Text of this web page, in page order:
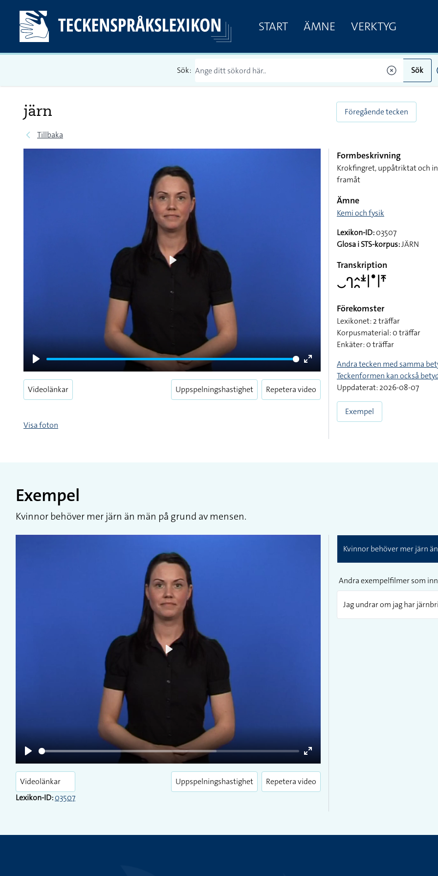
START ÄMNE VERKTYG
Sök: Sök
järn
Tillbaka
Föregående tecken
Play
Enter
fullscreen
Videolänkar Uppspelningshastighet Repetera video
Visa foton
Formbeskrivning
Krokfingret, uppåtriktat och
framåt
Ämne
Kemi och fysik
Lexikon-ID:03507
Glosa i STS-korpus:JÄRN
Transkription
􌤛􌤪􌤵􌥘􌥶􌥼􌤟􌥼􌥵
Förekomster
Lexikonet: 2 träffar
Korpusmaterial: 0 träffar
Enkäter: 0 träffar
Andra tecken med samma
Teckenformen kan också
Uppdaterat: 2026-08-07
Exempel
Exempel
Kvinnor behöver mer järn än män på grund av mensen.
Play
Enter
fullscreen
Videolänkar
Lexikon-ID:03507
Uppspelningshastighet Repetera video
Kvinnor behöver mer järn
Andra exempelfilmer som
Jag undrar om jag har